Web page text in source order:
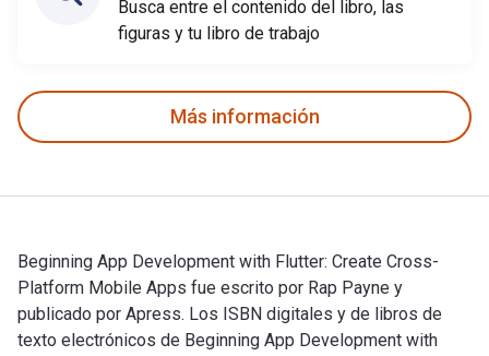
Busca entre el contenido del libro, las
figuras y tu libro de trabajo
Más información
Beginning App Development with Flutter: Create Cross-
Platform Mobile Apps fue escrito por Rap Payne y
publicado por Apress. Los ISBN digitales y de libros de
texto electrónicos de Beginning App Development with